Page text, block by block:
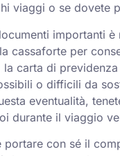
viaggi o se dovete
importanti
cassaforte per
carta di
o difficili da
eventualità,
durante il viaggio
portare con sé il